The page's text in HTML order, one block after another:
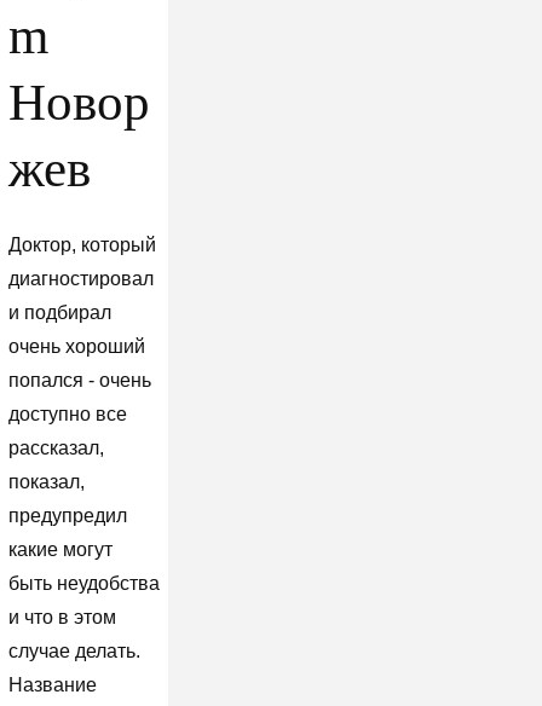
m
Новор
жев
Доктор, который
диагностировал
и подбирал
очень хороший
попался - очень
доступно все
рассказал,
показал,
предупредил
какие могут
быть неудобства
и что в этом
случае делать.
Название